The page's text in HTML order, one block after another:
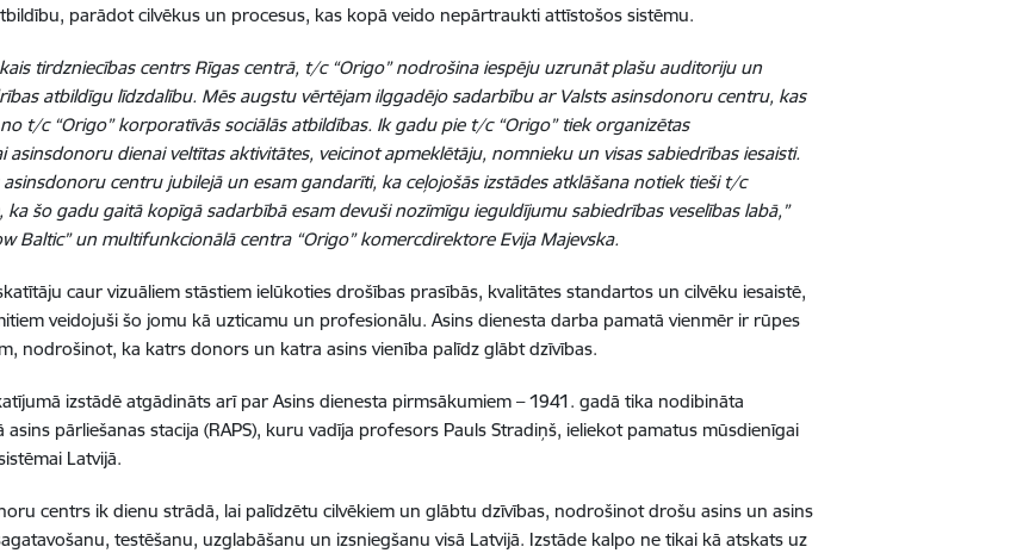
parādot cilvēkus un procesus, kas kopā veido nepārtraukti attīstošos sistēmu.
tirdzniecības centrs Rīgas centrā, t/c “Origo” nodrošina iespēju uzrunāt plašu auditoriju un
atbildīgu līdzdalību. Mēs augstu vērtējam ilggadējo sadarbību ar Valsts asinsdonoru centru, kas
t/c “Origo” korporatīvās sociālās atbildības. Ik gadu pie t/c “Origo” tiek organizētas
asinsdonoru dienai veltītas aktivitātes, veicinot apmeklētāju, nomnieku un visas sabiedrības iesaisti.
asinsdonoru centru jubilejā un esam gandarīti, ka ceļojošās izstādes atklāšana notiek tieši t/c
ka šo gadu gaitā kopīgā sadarbībā esam devuši nozīmīgu ieguldījumu sabiedrības veselības labā,”
Baltic” un multifunkcionālā centra “Origo” komercdirektore Evija Majevska.
caur vizuāliem stāstiem ielūkoties drošības prasībās, kvalitātes standartos un cilvēku iesaistē,
veidojuši šo jomu kā uzticamu un profesionālu. Asins dienesta darba pamatā vienmēr ir rūpes
nodrošinot, ka katrs donors un katra asins vienība palīdz glābt dzīvības.
izstādē atgādināts arī par Asins dienesta pirmsākumiem – 1941. gadā tika nodibināta
asins pārliešanas stacija (RAPS), kuru vadīja profesors Pauls Stradiņš, ieliekot pamatus mūsdienīgai
Latvijā.
centrs ik dienu strādā, lai palīdzētu cilvēkiem un glābtu dzīvības, nodrošinot drošu asins un asins
testēšanu, uzglabāšanu un izsniegšanu visā Latvijā. Izstāde kalpo ne tikai kā atskats uz